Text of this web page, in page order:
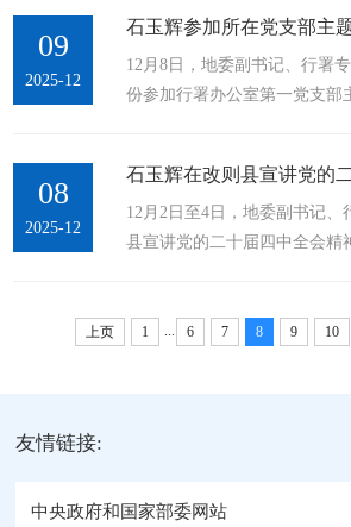
全会精神，按照地委部署要求
责任担当，以实干争先推动阿
再上新台阶。12月9日，地委
问干部职工，...
09
2025-12
石玉辉参加所在党支部主
12月8日，地委副书记、行署
份参加行署办公室第一党支部
治藏方略，全面贯彻落实党的
区党委十届九次全会精神，当
院”，为建设雪域高原的“西部
08
2025-12
12月2日至4日，地委副书记、
县宣讲党的二十届四中全会精
次全会精神，坚持以人民为中
上页 1 6 7 8 9 10
友情链接:
中央政府和国家部委网站